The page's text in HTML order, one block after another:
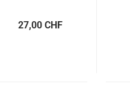
27,00 CHF